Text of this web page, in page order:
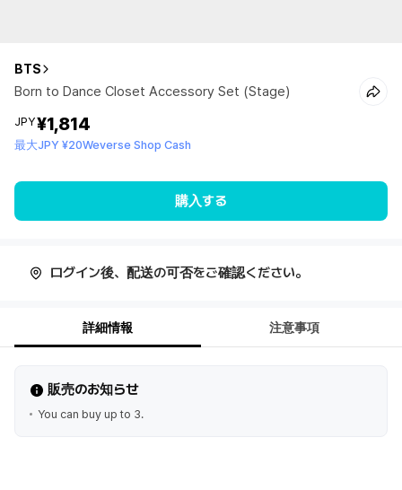
BTS
Born to Dance Closet Accessory Set (Stage)
JPY¥1,814
最大JPY ¥20Weverse Shop Cash
購入する
ログイン後、配送の可否をご確認ください。
詳細情報 注意事項
販売のお知らせ
You can buy up to 3.